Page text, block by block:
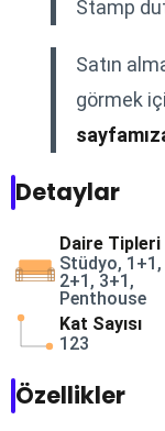
Stamp
Satın
görmek
Detaylar
Daire Tipleri
Stüdyo, 1+1,
2+1, 3+1,
Penthouse
Kat Sayısı
123
Özellikler